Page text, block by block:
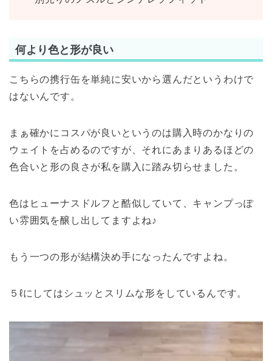
何より色と形が良い
こちらの携行缶を単純に安いから選んだというわけで
はないんです。
まぁ確かにコスパが良いというのは購入時のかなりの
ウェイトを占めるのですが、それにあまりあるほどの
色合いと形の良さが私を購入に踏み切らせました。
色はヒューナスドルフと酷似していて、キャンプっぽ
い雰囲気を醸し出してますよね♪
もう一つの形が結構決め手になったんですよね。
５ℓにしてはシュッとスリムな形をしているんです。